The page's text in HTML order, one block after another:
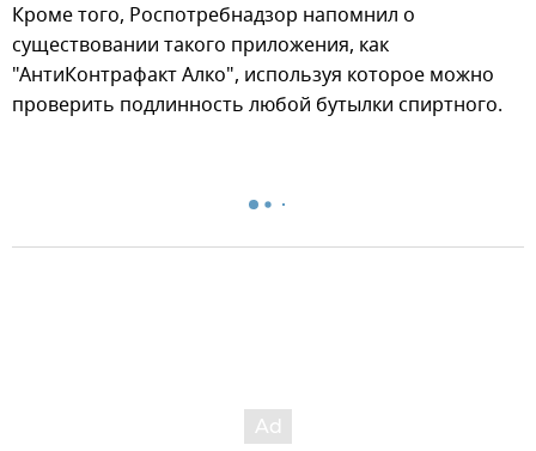
Кроме того, Роспотребнадзор напомнил о
существовании такого приложения, как
"АнтиКонтрафакт Алко", используя которое можно
проверить подлинность любой бутылки спиртного.